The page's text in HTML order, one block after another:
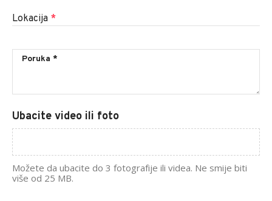
Lokacija *
Ubacite video ili foto
Možete da ubacite do 3 fotografije ili videa. Ne smije biti
više od 25 MB.